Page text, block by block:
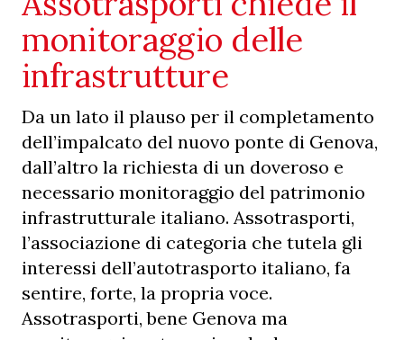
monitoraggio delle
infrastrutture
Da un lato il plauso per il completamento
dell’impalcato del nuovo ponte di Genova,
dall’altro la richiesta di un doveroso e
necessario monitoraggio del patrimonio
infrastrutturale italiano. Assotrasporti,
l’associazione di categoria che tutela gli
interessi dell’autotrasporto italiano, fa
sentire, forte, la propria voce.
Assotrasporti, bene Genova ma